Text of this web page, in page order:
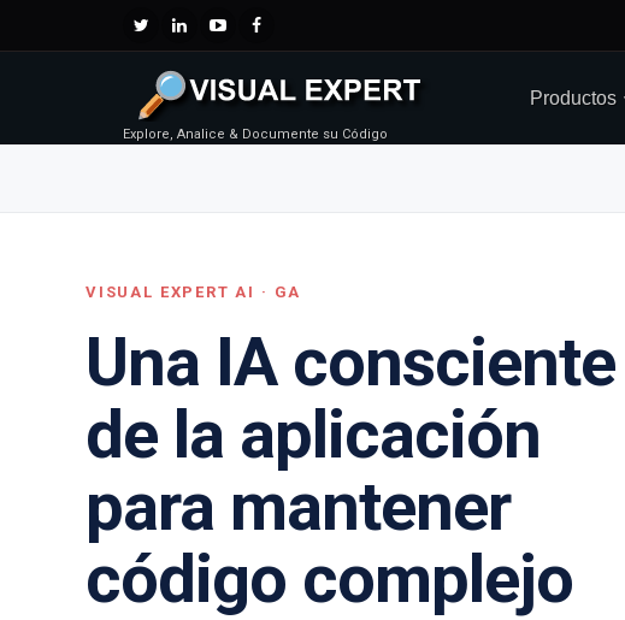
Explore, Analice & Documente su Código
Productos
VISUAL EXPERT AI · GA
Una IA consciente
de la aplicación
para mantener
código complejo